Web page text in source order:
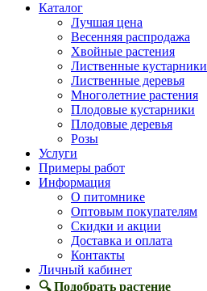
Каталог
Лучшая цена
Весенняя распродажа
Хвойные растения
Лиственные кустарники
Лиственные деревья
Многолетние растения
Плодовые кустарники
Плодовые деревья
Розы
Услуги
Примеры работ
Информация
О питомнике
Оптовым покупателям
Скидки и акции
Доставка и оплата
Контакты
Личный кабинет
🔍 Подобрать растение